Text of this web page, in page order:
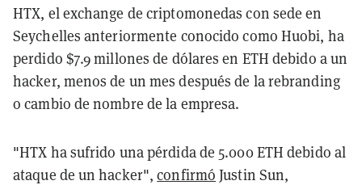
HTX, el exchange de criptomonedas con sede en
Seychelles anteriormente conocido como Huobi, ha
perdido $7.9 millones de dólares en ETH debido a un
hacker, menos de un mes después de la rebranding
o cambio de nombre de la empresa.
"HTX ha sufrido una pérdida de 5.000 ETH debido al
ataque de un hacker",confirmó Justin Sun,